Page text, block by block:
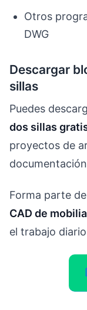
Otros
DWG
Descargar
sillas
Puedes
dos sillas
proyectos de
Forma parte
CAD de
el trabajo